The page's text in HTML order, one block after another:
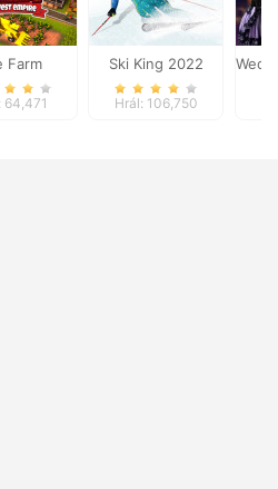
Farm
64,471
Ski King 2022
Hrál: 106,750